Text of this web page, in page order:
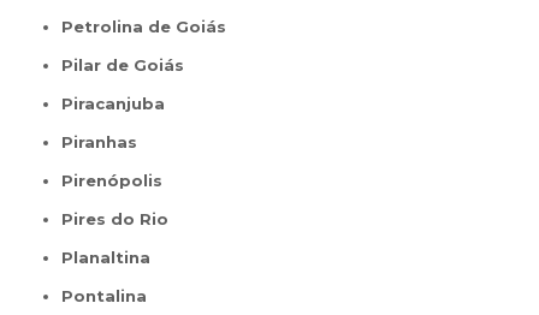
Petrolina de Goiás
Pilar de Goiás
Piracanjuba
Piranhas
Pirenópolis
Pires do Rio
Planaltina
Pontalina